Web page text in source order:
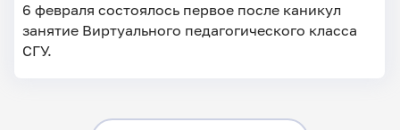
6 февраля состоялось первое после каникул
занятие Виртуального педагогического класса
СГУ.